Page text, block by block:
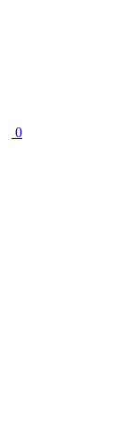
0